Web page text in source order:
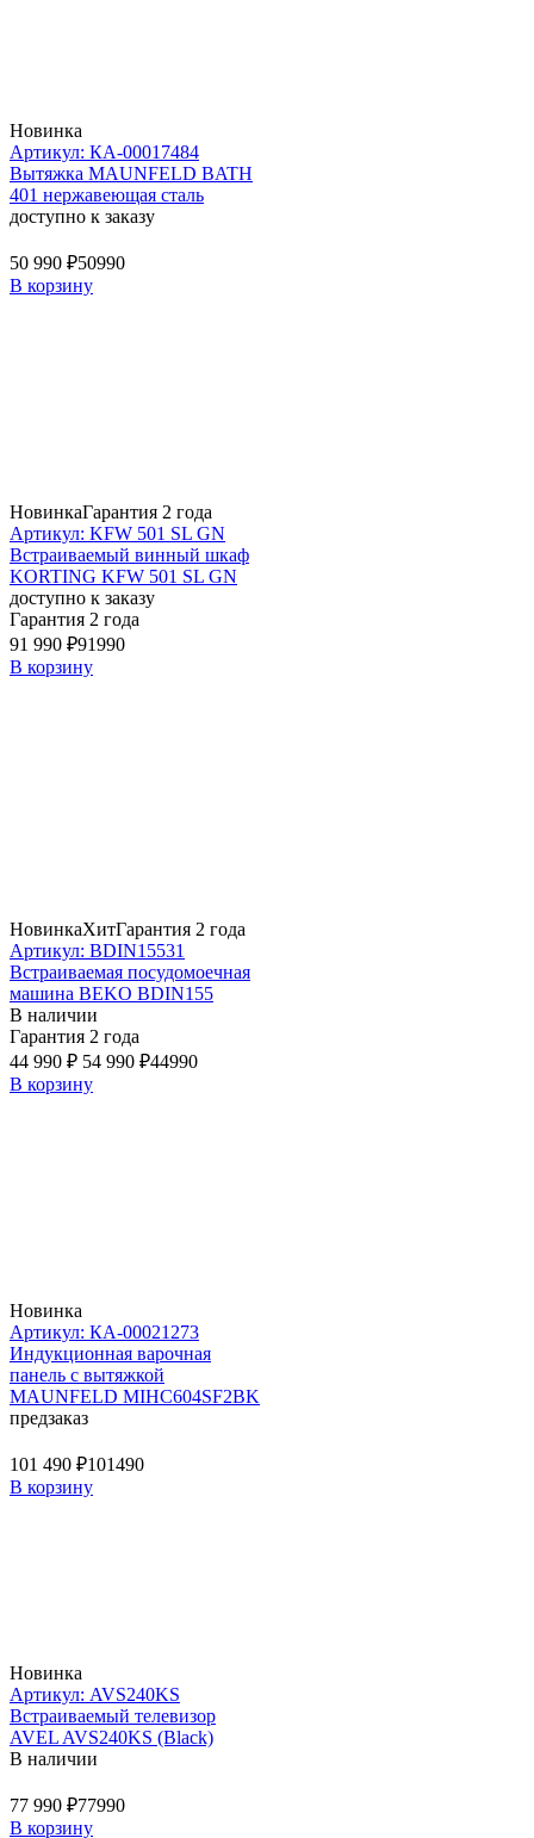
Новинка
Артикул: КА-00017484
Вытяжка MAUNFELD BATH
401 нержавеющая сталь
доступно к заказу
50 990 ₽50990
В корзину
НовинкаГарантия 2 года
Артикул: KFW 501 SL GN
Встраиваемый винный шкаф
KORTING KFW 501 SL GN
доступно к заказу
Гарантия 2 года
91 990 ₽91990
В корзину
НовинкаХитГарантия 2 года
Артикул: BDIN15531
Встраиваемая посудомоечная
машина BEKO BDIN155
В наличии
Гарантия 2 года
44 990 ₽ 54 990 ₽44990
В корзину
Новинка
Артикул: КА-00021273
Индукционная варочная
панель с вытяжкой
MAUNFELD MIHC604SF2BK
предзаказ
101 490 ₽101490
В корзину
Новинка
Артикул: AVS240KS
Встраиваемый телевизор
AVEL AVS240KS (Black)
В наличии
77 990 ₽77990
В корзину